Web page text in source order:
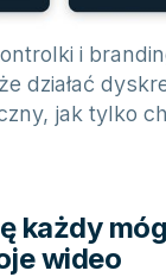
i
działać
jak tylko
każdy
wideo